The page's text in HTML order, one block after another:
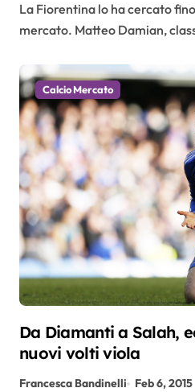
La Fiorentina lo ha cercato fino all’ultimo secondo del
mercato. Matteo Damian,
Calcio Mercato
Da Diamanti a Salah,
nuovi volti viola
Francesca Bandinelli Feb 6, 2015